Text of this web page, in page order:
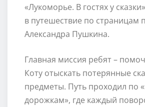
«Лукоморье. В гостях у
в путешествие по страницам
Александра Пушкина.
Главная миссия ребят –
Коту отыскать потерянные
предметы. Путь проходил по
дорожкам», где каждый